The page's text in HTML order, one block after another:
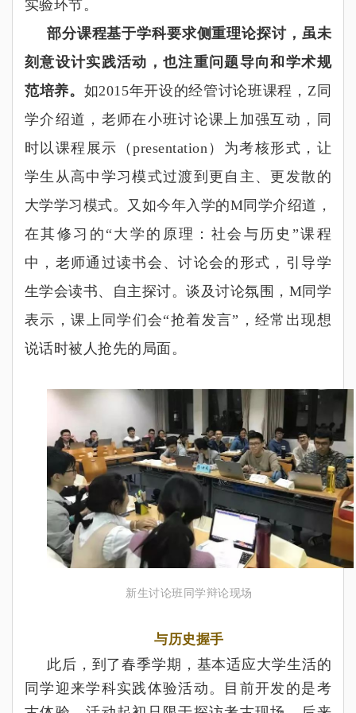
实验环节。
部分课程基于学科要求侧重理论探讨，虽未
刻意设计实践活动，也注重问题导向和学术规
范培养。 如2015年开设的经管讨论班课程，Z 同
学介绍道，老师在小班讨论课上加强互动，同
时以课程展示（presentation ）为考核形式，让
学生从高中学习模式过渡到更自主、更发散的
大学学习模式。又如今年入学的M 同学介绍道，
在其修习的 “大学的原理：社会与历史 ”课程
中，老师通过读书会、讨论会的形式，引导学
生学会读书、自主探讨。谈及讨论氛围， M 同学
表示，课上同学们会“抢着发言” ，经常出现想
说话时被人抢先的局面。
新生讨论班同学辩论现场
与历史握手
此后，到了春季学期，基本适应大学生活的
同学迎来学科实践体验活动。目前开发的是考